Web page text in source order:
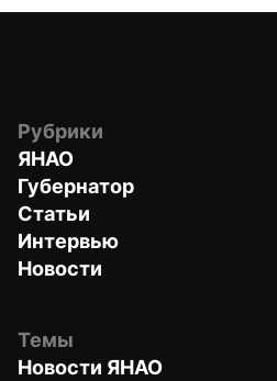
Рубрики
ЯНАО
Губернатор
Статьи
Интервью
Новости
Темы
Новости ЯНАО